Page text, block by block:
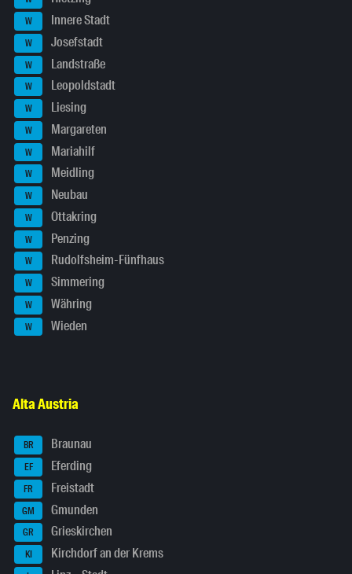
W Innere Stadt
W Josefstadt
W Landstraße
W Leopoldstadt
W Liesing
W Margareten
W Mariahilf
W Meidling
W Neubau
W Ottakring
W Penzing
W Rudolfsheim-Fünfhaus
W Simmering
W Währing
W Wieden
Alta Austria
BR Braunau
EF Eferding
FR Freistadt
GM Gmunden
GR Grieskirchen
KI Kirchdorf an der Krems